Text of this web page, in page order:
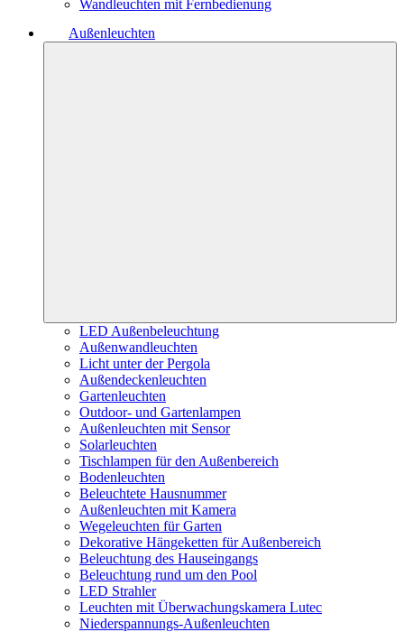
Wandleuchten mit Fernbedienung
Außenleuchten
LED Außenbeleuchtung
Außenwandleuchten
Licht unter der Pergola
Außendeckenleuchten
Gartenleuchten
Outdoor- und Gartenlampen
Außenleuchten mit Sensor
Solarleuchten
Tischlampen für den Außenbereich
Bodenleuchten
Beleuchtete Hausnummer
Außenleuchten mit Kamera
Wegeleuchten für Garten
Dekorative Hängeketten für Außenbereich
Beleuchtung des Hauseingangs
Beleuchtung rund um den Pool
LED Strahler
Leuchten mit Überwachungskamera Lutec
Niederspannungs-Außenleuchten